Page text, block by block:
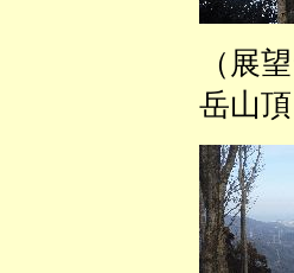
（展
岳山